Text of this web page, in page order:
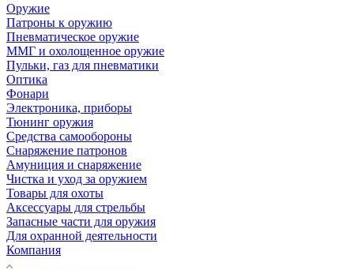
Оружие
Патроны к оружию
Пневматическое оружие
ММГ и охолощенное оружие
Пульки, газ для пневматики
Оптика
Фонари
Электроника, приборы
Тюнинг оружия
Средства самообороны
Снаряжение патронов
Амуниция и снаряжение
Чистка и уход за оружием
Товары для охоты
Аксессуары для стрельбы
Запасные части для оружия
Для охранной деятельности
Компания